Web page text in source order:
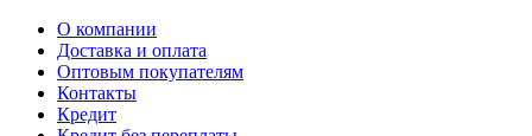
О компании
Доставка и оплата
Оптовым покупателям
Контакты
Кредит